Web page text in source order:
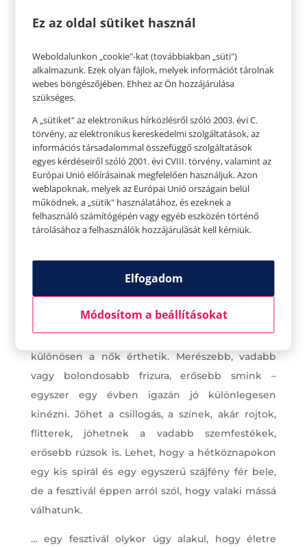
felvenni, és talán nem is állna jól? Nos, gyere el
Éppen az a hely, ahová bármit felvehetünk. És
talán kiderül, hogy az eddig ,,tiltólistás” ruha
nagyon is jól áll!
… a ruhán túl a smink , frizura tervezgetése, majd
az elkészítése is mindig nagy izgalom. Ezt
különösen a nők érthetik. Merészebb, vadabb
vagy bolondosabb frizura, erősebb smink –
egyszer egy évben igazán jó különlegesen
kinézni. Jöhet a csillogás, a színek, akár rojtok,
flitterek, jöhetnek a vadabb szemfestékek,
erősebb rúzsok is. Lehet, hogy a hétköznapokon
egy kis spirál és egy egyszerű szájfény fér bele,
de a fesztivál éppen arról szól, hogy valaki mássá
válhatunk.
… egy fesztivál olykor úgy alakul, hogy életre
Ez az oldal sütiket használ
Weboldalunkon „cookie"-kat (továbbiakban „süti")
alkalmazunk. Ezek olyan fájlok, melyek információt tárolnak
webes böngészőjében. Ehhez az Ön hozzájárulása
szükséges.
A „sütiket" az elektronikus hírközlésről szóló 2003. évi C.
törvény, az elektronikus kereskedelmi szolgáltatások, az
információs társadalommal összefüggő szolgáltatások
egyes kérdéseiről szóló 2001. évi CVIII. törvény, valamint az
Európai Unió előírásainak megfelelően használjuk. Azon
weblapoknak, melyek az Európai Unió országain belül
működnek, a „sütik" használatához, és ezeknek a
felhasználó számítógépén vagy egyéb eszközén történő
tárolásához a felhasználók hozzájárulását kell kérniük.
Elfogadom
Módosítom a beállításokat